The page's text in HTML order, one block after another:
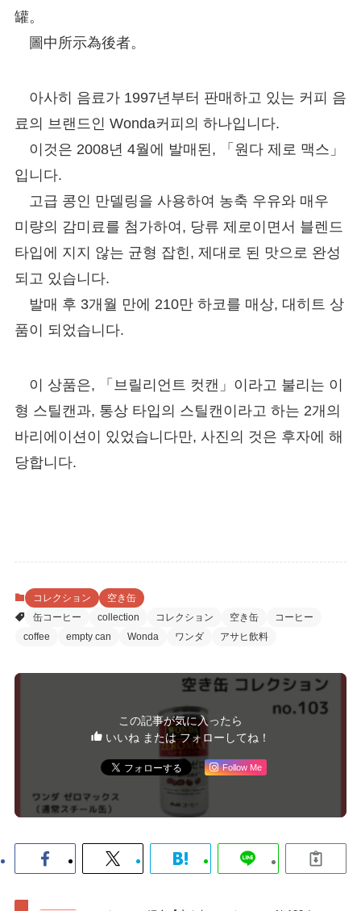
罐。
圖中所示為後者。
아사히 음료가 1997년부터 판매하고 있는 커피 음
료의 브랜드인 Wonda커피의 하나입니다.
이것은 2008년 4월에 발매된, 「원다 제로 맥스」
입니다.
고급 콩인 만델링을 사용하여 농축 우유와 매우
미량의 감미료를 첨가하여, 당류 제로이면서 블렌드
타입에 지지 않는 균형 잡힌, 제대로 된 맛으로 완성
되고 있습니다.
발매 후 3개월 만에 210만 하코를 매상, 대히트 상
품이 되었습니다.
이 상품은, 「브릴리언트 컷캔」이라고 불리는 이
형 스틸캔과, 통상 타입의 스틸캔이라고 하는 2개의
바리에이션이 있었습니다만, 사진의 것은 후자에 해
당합니다.
コレクション
空き缶
缶コーヒー
collection コレクション 空き缶
コーヒー
coffee
empty can Wonda ワンダ アサヒ飲料
この記事が気に入ったら
いいね または フォローしてね！
Follow Me